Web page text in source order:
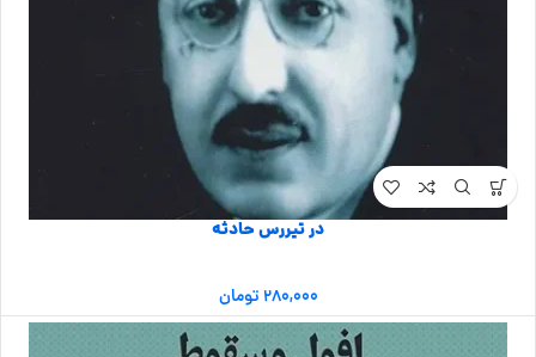
در تیررس حادثه
۲۸۰,۰۰۰تومان